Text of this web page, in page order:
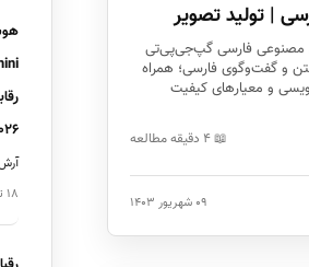
| تولید تصویر
مصنوعی فارسی گپ‌جی‌پی‌تی
متن و گفت‌وگوی فارسی؛ همراه
و معیارهای کیفیت
📖 ۴ دقیقه مطالعه
۰۹ شهریور ۱۴۰۳
۱۸ تیر ۱۴۰۵